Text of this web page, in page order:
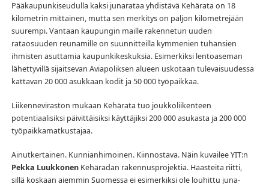
Pääkaupunkiseudulla kaksi junarataa yhdistävä Kehärata on 18
kilometrin mittainen, mutta sen merkitys on paljon kilometrejään
suurempi. Vantaan kaupungin maille rakennetun uuden
rataosuuden reunamille on suunnitteilla kymmenien tuhansien
ihmisten asuttamia kaupunkikeskuksia. Esimerkiksi lentoaseman
lähettyvillä sijaitsevan Aviapoliksen alueen uskotaan tulevaisuudessa
kattavan 20 000 asukkaan kodit ja 50 000 työpaikkaa.
Liikenneviraston mukaan Kehärata tuo joukkoliikenteen
potentiaalisiksi päivittäisiksi käyttäjiksi 200 000 asukasta ja 200 000
työpaikkamatkustajaa.
Ainutkertainen. Kunnianhimoinen. Kiinnostava. Näin kuvailee YIT:n
Pekka LuukkonenKehäradan rakennusprojektia. Haasteita riitti,
sillä koskaan aiemmin Suomessa ei esimerkiksi ole louhittu juna-